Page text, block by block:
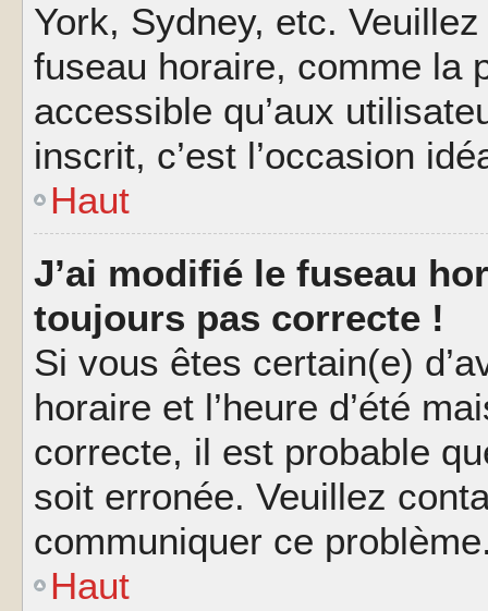
York, Sydney, etc.
fuseau horaire, comme la
accessible qu’aux
inscrit, c’est l’occasion
Haut
J’ai modifié le fuseau
toujours pas correcte !
Si vous êtes certain(e)
horaire et l’heure d’été
correcte, il est probable
soit erronée. Veuillez
communiquer ce
Haut